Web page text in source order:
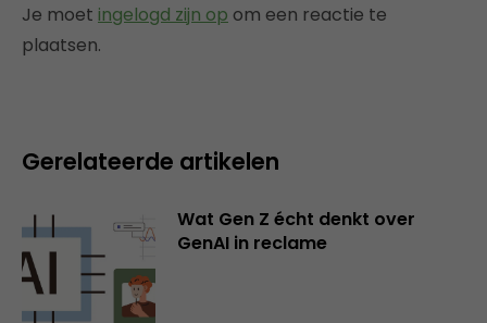
Je moet ingelogd zijn op om een reactie te
plaatsen.
Gerelateerde artikelen
Wat Gen Z écht denkt over
GenAI in reclame